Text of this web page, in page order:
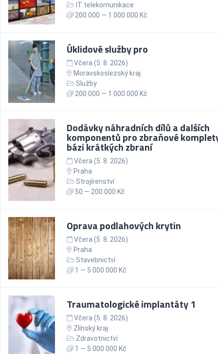
IT telekomunikace
200 000 — 1 000 000 Kč
Úklidové služby pro
Včera (5. 8. 2026)
Moravskoslezský kraj
Služby
200 000 — 1 000 000 Kč
Dodávky náhradních dílů a dalších
komponentů pro zbraňové
bázi krátkých zbraní
Včera (5. 8. 2026)
Praha
Strojírenství
50 — 200 000 Kč
Oprava podlahových krytin
Včera (5. 8. 2026)
Praha
Stavebnictví
1 — 5 000 000 Kč
Traumatologické implantáty 1
Včera (5. 8. 2026)
Zlínský kraj
Zdravotnictví
1 — 5 000 000 Kč